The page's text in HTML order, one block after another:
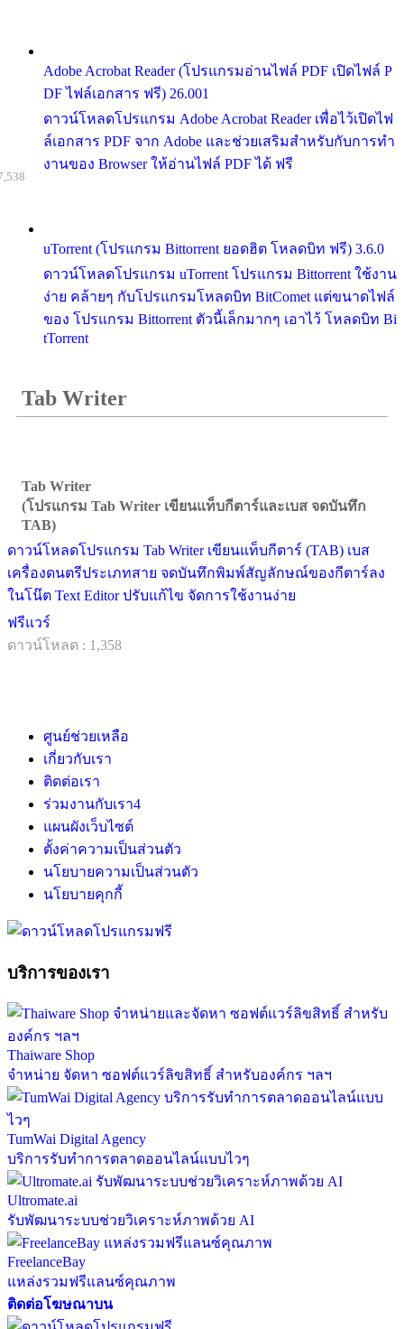
Adobe Acrobat Reader (โปรแกรมอ่านไฟล์ PDF เปิดไฟล์ P
DF ไฟล์เอกสาร ฟรี) 26.001
ดาวน์โหลดโปรแกรม Adobe Acrobat Reader เพื่อไว้เปิดไฟ
ล์เอกสาร PDF จาก Adobe และช่วยเสริมสำหรับกับการทำ
งานของ Browser ให้อ่านไฟล์ PDF ได้ ฟรี
uTorrent (โปรแกรม Bittorrent ยอดฮิต โหลดบิท ฟรี) 3.6.0
ดาวน์โหลดโปรแกรม uTorrent โปรแกรม Bittorrent ใช้งาน
ง่าย คล้ายๆ กับโปรแกรมโหลดบิท BitComet แต่ขนาดไฟล์
ของ โปรแกรม Bittorrent ตัวนี้เล็กมากๆ เอาไว้ โหลดบิท Bi
tTorrent
Tab Writer
Tab Writer
(โปรแกรม Tab Writer เขียนแท็บกีตาร์และเบส จดบันทึก
TAB)
ดาวน์โหลดโปรแกรม Tab Writer เขียนแท็บกีตาร์ (TAB) เบส
เครื่องดนตรีประเภทสาย จดบันทึกพิมพ์สัญลักษณ์ของกีตาร์ลง
ในโน๊ต Text Editor ปรับแก้ไข จัดการใช้งานง่าย
ฟรีแวร์
ดาวน์โหลด : 1,358
ศูนย์ช่วยเหลือ
เกี่ยวกับเรา
ติดต่อเรา
ร่วมงานกับเรา4
แผนผังเว็บไซต์
ตั้งค่าความเป็นส่วนตัว
นโยบายความเป็นส่วนตัว
นโยบายคุกกี้
บริการของเรา
Thaiware Shop
จำหน่าย จัดหา ซอฟต์แวร์ลิขสิทธิ์ สำหรับองค์กร ฯลฯ
TumWai Digital Agency
บริการรับทำการตลาดออนไลน์แบบไวๆ
Ultromate.ai
รับพัฒนาระบบช่วยวิเคราะห์ภาพด้วย AI
FreelanceBay
แหล่งรวมฟรีแลนซ์คุณภาพ
ติดต่อโฆษณาบน